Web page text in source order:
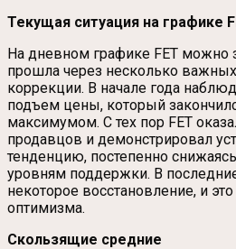
Текущая ситуация на графике
На дневном графике FET можно
прошла через несколько
коррекции. В начале года
подъем цены, который
максимумом. С тех пор FET
продавцов и демонстрировал
тенденцию, постепенно
уровням поддержки. В
некоторое восстановление, и
оптимизма.
Скользящие средние